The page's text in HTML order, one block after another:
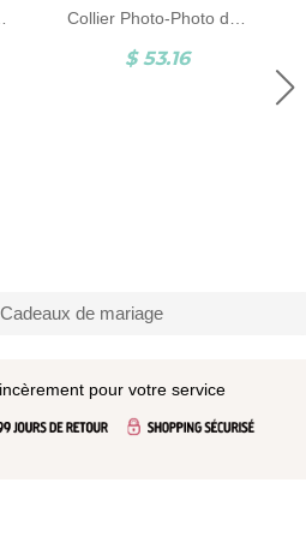
$ 53.16
Cadeaux de mariage
pour votre service